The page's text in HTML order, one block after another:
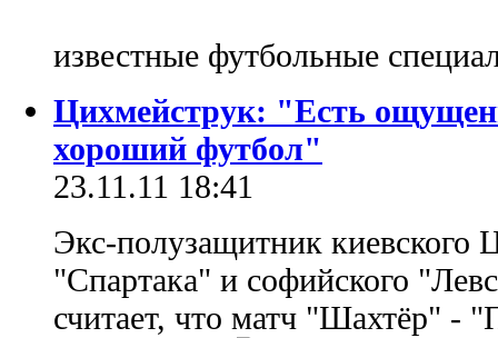
известные футбольные
Цихмейструк: "Есть
хороший футбол"
23.11.11 18:41
Экс-полузащитник киевского
"Спартака" и софийского
считает, что матч "Шахтёр" -